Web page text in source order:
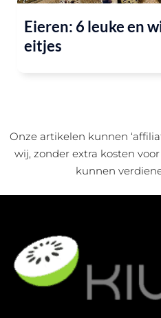
Eieren: 6 leuke en
eitjes
Onze artikelen kunnen
wij, zonder extra kosten
kunnen